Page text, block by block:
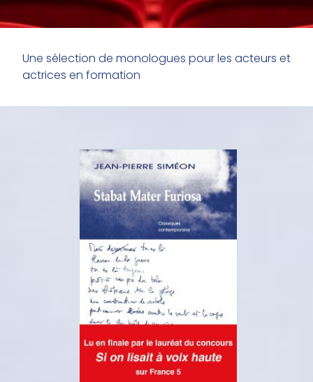
Une sélection de monologues pour les acteurs et
actrices en formation